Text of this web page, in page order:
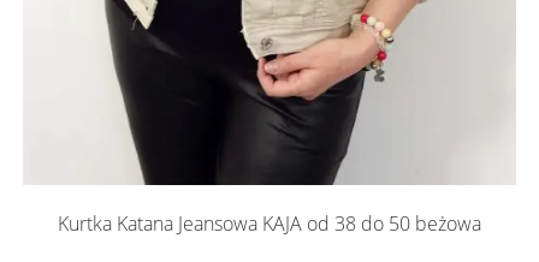
Kurtka Katana Jeansowa KAJA od 38 do 50 beżowa